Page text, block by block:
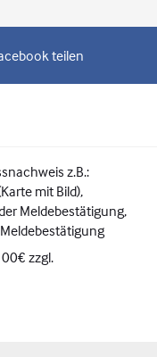
teilen
z.B.:
mit Bild),
Meldebestätigung,
zzgl.